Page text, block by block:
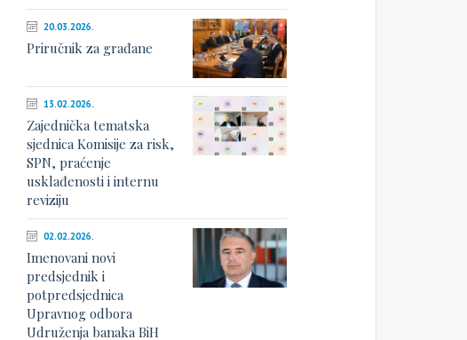
20.03.2026.
Priručnik za građane
13.02.2026.
Zajednička tematska
sjednica Komisije za risk,
SPN, praćenje
usklađenosti i internu
reviziju
02.02.2026.
Imenovani novi
predsjednik i
potpredsjednica
Upravnog odbora
Udruženja banaka BiH